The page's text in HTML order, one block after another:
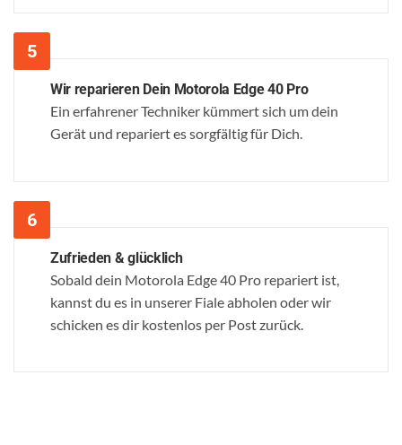
Wir reparieren Dein Motorola Edge 40 Pro
Ein erfahrener Techniker kümmert sich um dein
Gerät und repariert es sorgfältig für Dich.
Zufrieden & glücklich
Sobald dein Motorola Edge 40 Pro repariert ist,
kannst du es in unserer Fiale abholen oder wir
schicken es dir kostenlos per Post zurück.